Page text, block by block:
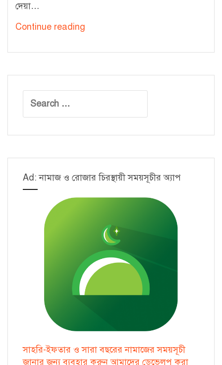
দেয়া…
Continue reading
৫
[Circular
List:
Print]
for:
Ad: নামাজ ও রোজার চিরস্থায়ী সময়সূচীর অ্যাপ
সাহরি-ইফতার ও সারা বছরের নামাজের সময়সূচী
জানার জন্য ব্যবহার করুন আমাদের ডেভেলপ করা